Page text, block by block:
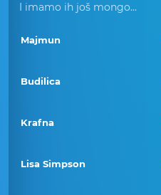
I imamo ih još mongo...
Majmun
Budilica
Krafna
Lisa Simpson